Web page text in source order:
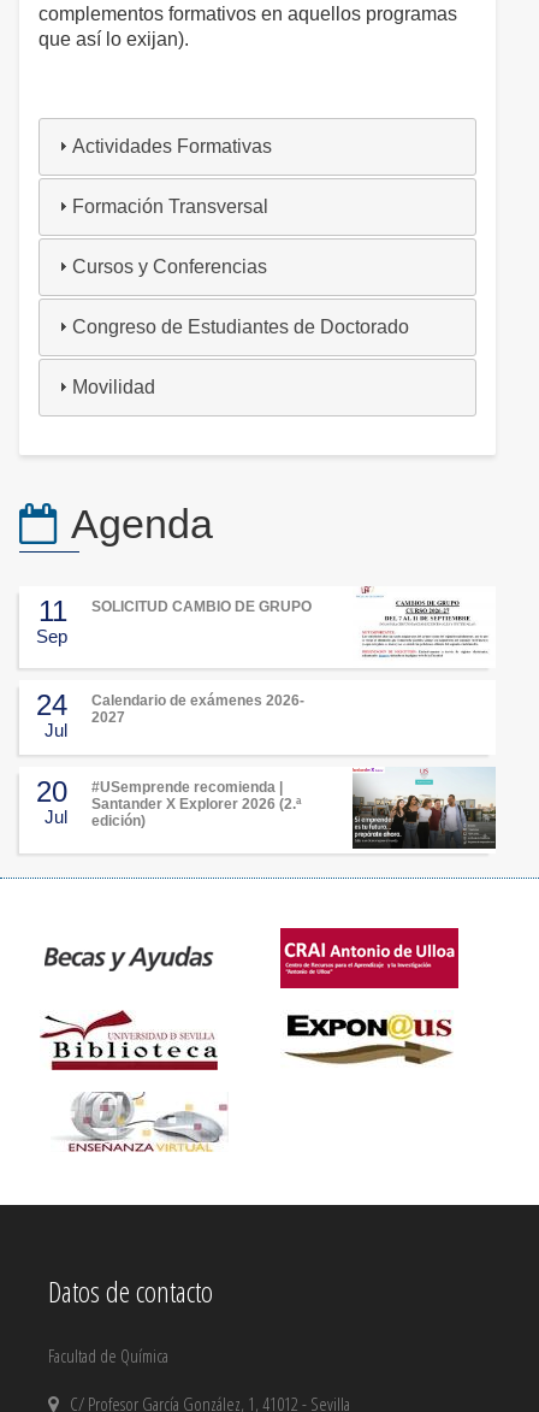
complementos formativos en aquellos programas
que así lo exijan).
Actividades Formativas
Formación Transversal
Cursos y Conferencias
Congreso de Estudiantes de Doctorado
Movilidad
Agenda
11
Sep
SOLICITUD CAMBIO DE GRUPO
24
Jul
Calendario de exámenes 2026-
2027
20
Jul
#USemprende recomienda |
Santander X Explorer 2026 (2.ª
edición)
Datos de contacto
Facultad de Química
C/ Profesor García González, 1, 41012 - Sevilla